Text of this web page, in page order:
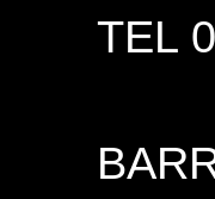
TEL